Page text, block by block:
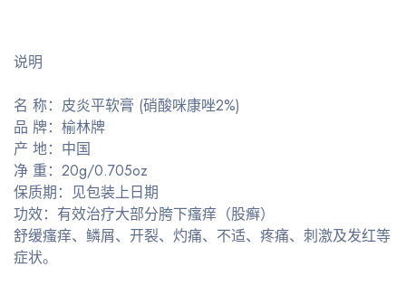
说明
名 称：皮炎平软膏 (硝酸咪康唑2%)
品 牌：榆林牌
产 地：中国
净 重：20g/0.705oz
保质期：见包装上日期
功效：有效治疗大部分胯下瘙痒（股癣）
舒缓瘙痒、鳞屑、开裂、灼痛、不适、疼痛、刺激及发红等
症状。